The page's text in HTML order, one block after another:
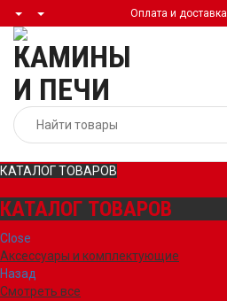
Оплата и доставка
КАТАЛОГ ТОВАРОВ
КАТАЛОГ ТОВАРОВ
Close
Аксессуары и комплектующие
Назад
Смотреть все